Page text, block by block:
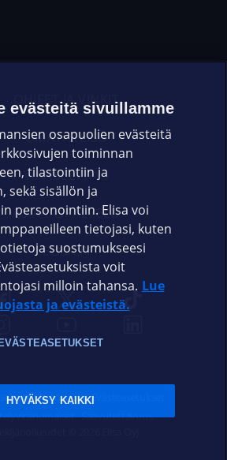
OHJEET JA VINKIT
OMAYHTEISÖ
VIANSELVITYS
ASIAKASPALVELU
ELISA.FI
Tietosuoja Evästeasetukset
Saavutettavuus
evästeitä sivuillamme
osapuolien evästeitä
toiminnan
tilastointiin ja
sekä sisällön ja
personointiin. Elisa voi
tietojasi, kuten
suostumukseesi
voit
milloin tahansa. Lue
ja evästeistä.
EVÄSTEASETUKSET
HYVÄKSY KAIKKI